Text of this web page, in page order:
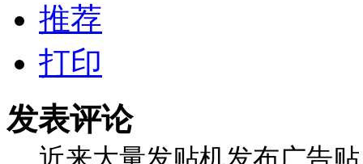
推荐
打印
发表评论
近来大量发贴机发布广告